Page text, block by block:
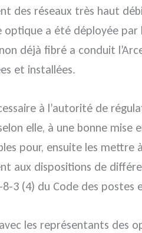
des réseaux très haut
optique a été déployée
déjà fibré a conduit
et installées.
à l’autorité de
elle, à une bonne
pour, ensuite les
aux dispositions de
8-3 (4) du Code des
les représentants des